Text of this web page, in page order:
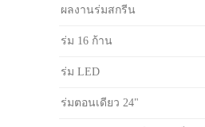
ผลงานร่มสกรีน
ร่ม 16 ก้าน
ร่ม LED
ร่มตอนเดียว 24"